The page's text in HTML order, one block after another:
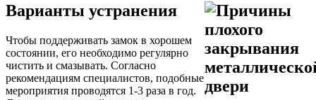
Варианты устранения
Чтобы поддерживать замок в хорошем
состоянии, его необходимо регулярно
чистить и смазывать. Согласно
рекомендациям специалистов, подобные
мероприятия проводятся 1-3 раза в год.